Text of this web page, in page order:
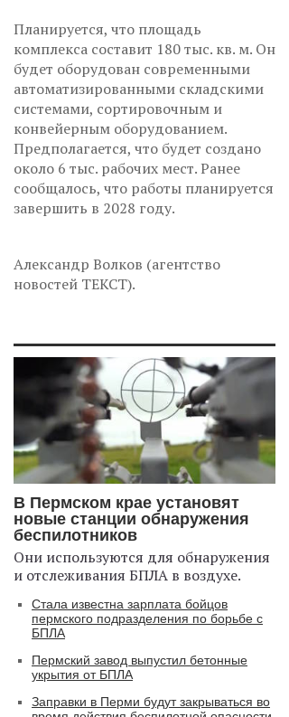
Планируется, что площадь
комплекса составит 180 тыс. кв. м. Он
будет оборудован современными
автоматизированными складскими
системами, сортировочным и
конвейерным оборудованием.
Предполагается, что будет создано
около 6 тыс. рабочих мест. Ранее
сообщалось, что работы планируется
завершить в 2028 году.
Александр Волков (агентство
новостей ТЕКСТ).
В Пермском крае установят
новые станции обнаружения
беспилотников
Они используются для обнаружения
и отслеживания БПЛА в воздухе.
Стала известна зарплата бойцов
пермского подразделения по борьбе с
БПЛА
Пермский завод выпустил бетонные
укрытия от БПЛА
Заправки в Перми будут закрываться во